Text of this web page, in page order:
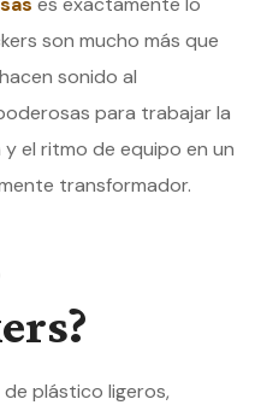
son mucho más que
sonido al
para trabajar la
el ritmo de equipo en un
transformador.
plástico ligeros,